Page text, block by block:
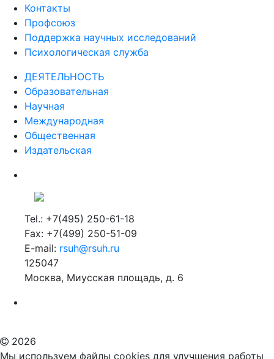
Контакты
Профсоюз
Поддержка научных исследований
Психологическая служба
ДЕЯТЕЛЬНОСТЬ
Образовательная
Научная
Международная
Общественная
Издательская
Tel.: +7(495) 250-61-18
Fax: +7(499) 250-51-09
E-mail: rsuh@rsuh.ru
125047
Москва, Миусская площадь, д. 6
2026
Мы используем файлы cookies для улучшения работы